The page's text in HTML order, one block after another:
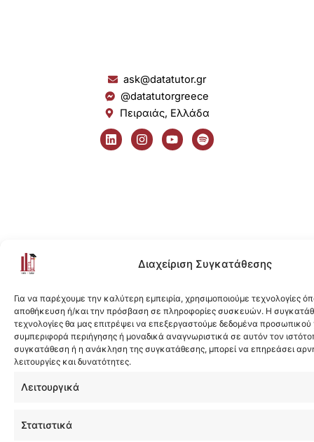
Διαχείριση Συγκατάθεσης
Για να παρέχουμε την καλύτερη εμπειρία, χρησιμοποιούμε τεχνολογίες
αποθήκευση ή/και την πρόσβαση σε πληροφορίες συσκευών. Η
τεχνολογίες θα μας επιτρέψει να επεξεργαστούμε δεδομένα
συμπεριφορά περιήγησης ή μοναδικά αναγνωριστικά σε αυτόν τον
συγκατάθεση ή η ανάκληση της συγκατάθεσης, μπορεί να επηρεάσει
λειτουργίες και δυνατότητες.
Λειτουργικά
Στατιστικά
ask@datatutor.gr
@datatutorgreece
Πειραιάς, Ελλάδα
L
i
n
I
n
s
Y
o
u
S
p
o